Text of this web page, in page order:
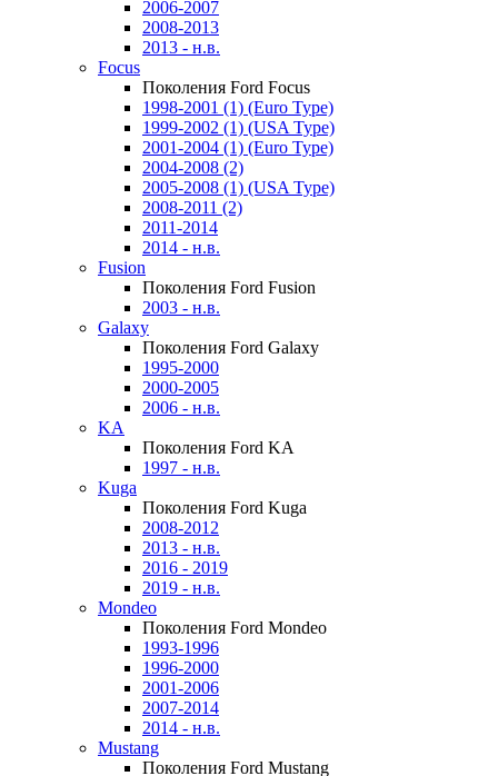
2006-2007
2008-2013
2013 - н.в.
Focus
Поколения Ford Focus
1998-2001 (1) (Euro Type)
1999-2002 (1) (USA Type)
2001-2004 (1) (Euro Type)
2004-2008 (2)
2005-2008 (1) (USA Type)
2008-2011 (2)
2011-2014
2014 - н.в.
Fusion
Поколения Ford Fusion
2003 - н.в.
Galaxy
Поколения Ford Galaxy
1995-2000
2000-2005
2006 - н.в.
KA
Поколения Ford KA
1997 - н.в.
Kuga
Поколения Ford Kuga
2008-2012
2013 - н.в.
2016 - 2019
2019 - н.в.
Mondeo
Поколения Ford Mondeo
1993-1996
1996-2000
2001-2006
2007-2014
2014 - н.в.
Mustang
Поколения Ford Mustang